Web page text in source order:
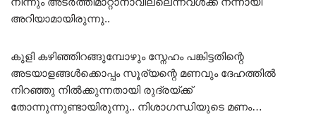
അറിയാമായിരുന്നു..
കുളി കഴിഞ്ഞിറങ്ങുമ്പോഴും സ്നേഹം പങ്കിട്ടതിന്റെ
അടയാളങ്ങൾക്കൊപ്പം സൂര്യന്റെ മണവും ദേഹത്തിൽ
നിറഞ്ഞു നിൽക്കുന്നതായി രുദ്രയ്ക്ക്
തോന്നുന്നുണ്ടായിരുന്നു.. നിശാഗന്ധിയുടെ മണം…